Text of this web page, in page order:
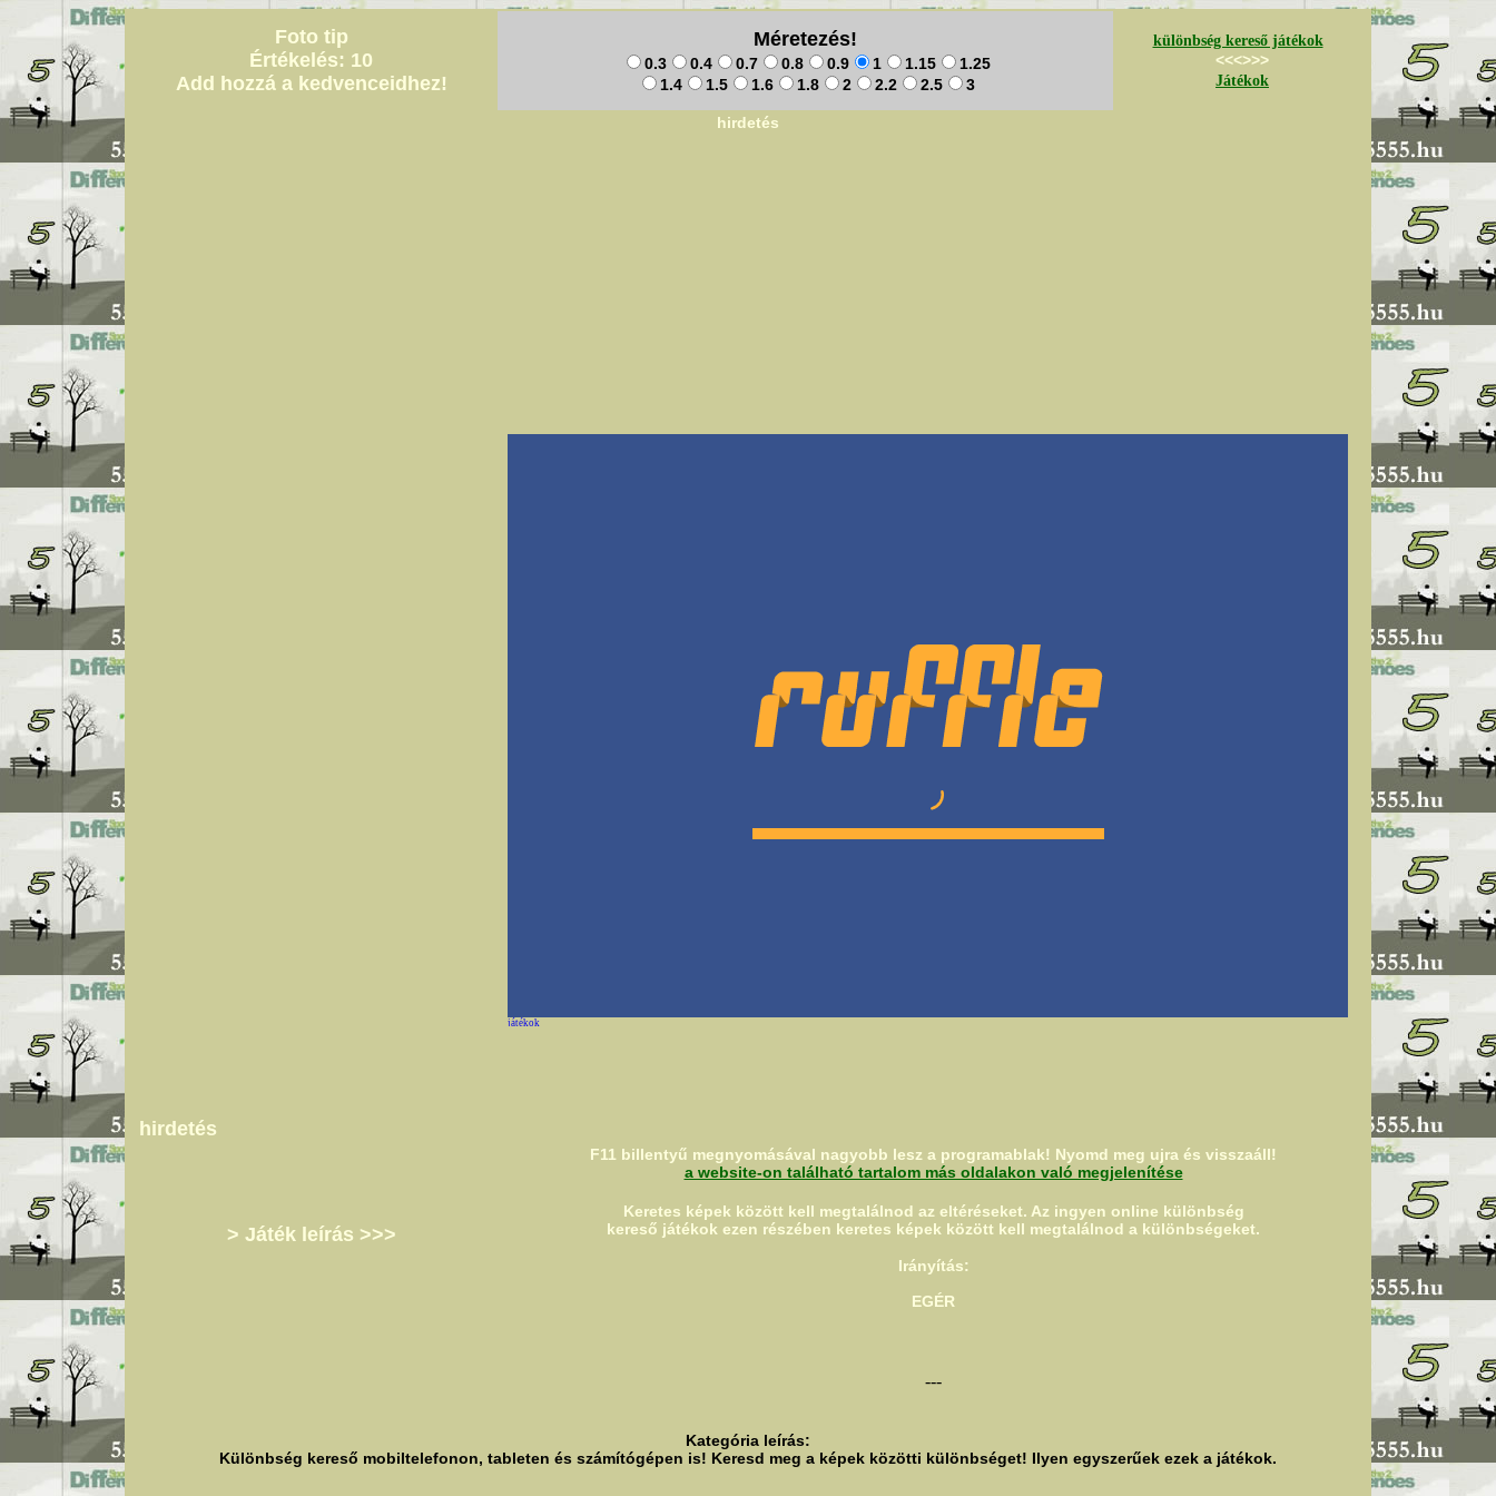
Foto tip
Értékelés: 10
Add hozzá a kedvenceidhez!
Méretezés!
0.3 0.4 0.7 0.8 0.9 1 1.15
1.25
1.4
1.5 1.6 1.8 2 2.2 2.5 3
különbség kereső játékok
<<<>>>
Játékok
hirdetés
hirdetés
> Játék leírás >>>
F11 billentyű megnyomásával nagyobb lesz a programablak! Nyomd meg ujra és visszaáll!
a website-on található tartalom más oldalakon való megjelenítése
Keretes képek között kell megtalálnod az eltéréseket. Az ingyen online különbség
kereső játékok ezen részében keretes képek között kell megtalálnod a különbségeket.
Irányítás:
EGÉR
---
Kategória leírás:
Különbség kereső mobiltelefonon, tableten és számítógépen is! Keresd meg a képek közötti különbséget! Ilyen egyszerűek ezek a játékok.